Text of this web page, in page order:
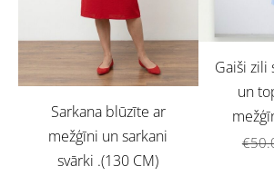
Sarkana blūzīte ar
mežģīni un sarkani
svārki .(130 CM)
Gaiši zili
un